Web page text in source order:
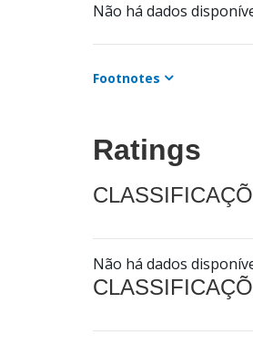
Não há dados
Footnotes
Ratings
Não há dados